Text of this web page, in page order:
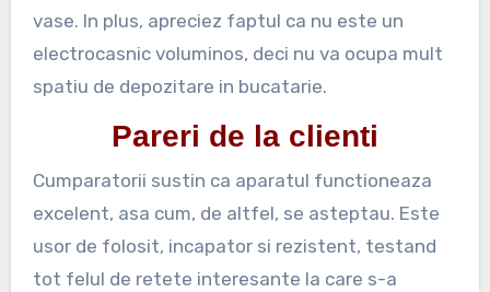
vase. In plus, apreciez faptul ca nu este un
electrocasnic voluminos, deci nu va ocupa mult
spatiu de depozitare in bucatarie.
Pareri de la clienti
Cumparatorii sustin ca aparatul functioneaza
excelent, asa cum, de altfel, se asteptau. Este
usor de folosit, incapator si rezistent, testand
tot felul de retete interesante la care s-a